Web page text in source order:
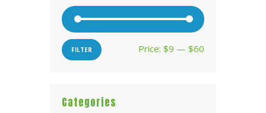
FILTER Price: $9 — $60
Categories